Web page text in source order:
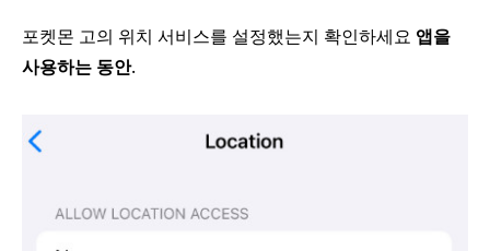
포켓몬 고의 위치 서비스를 설정했는지 확인하세요 앱을
사용하는 동안.